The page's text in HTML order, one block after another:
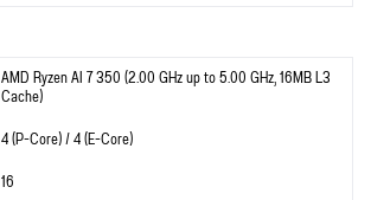
AMD Ryzen AI 7 350 (2.00 GHz up to 5.00 GHz, 16MB L3
Cache)
4 (P-Core) / 4 (E-Core)
16